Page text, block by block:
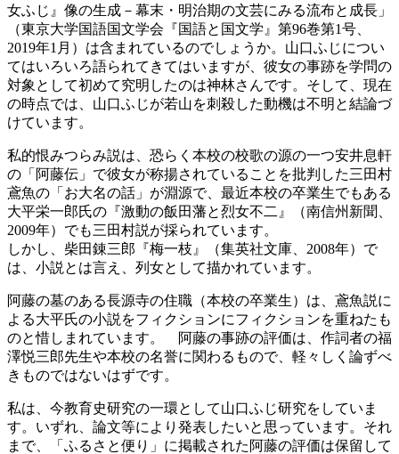
女ふじ』像の生成－幕末・明治期の文芸にみる流布と成長」
（東京大学国語国文学会『国語と国文学』第96巻第1号、
2019年1月）は含まれているのでしょうか。山口ふじについ
てはいろいろ語られてきてはいますが、彼女の事跡を学問の
対象として初めて究明したのは神林さんです。そして、現在
の時点では、山口ふじが若山を刺殺した動機は不明と結論づ
けています。
私的恨みつらみ説は、恐らく本校の校歌の源の一つ安井息軒
の「阿藤伝」で彼女が称揚されていることを批判した三田村
鳶魚の「お大名の話」が淵源で、最近本校の卒業生でもある
大平栄一郎氏の『激動の飯田藩と烈女不二』（南信州新聞、
2009年）でも三田村説が採られています。
しかし、柴田錬三郎『梅一枝』（集英社文庫、2008年）で
は、小説とは言え、列女として描かれています。
阿藤の墓のある長源寺の住職（本校の卒業生）は、鳶魚説に
よる大平氏の小説をフィクションにフィクションを重ねたも
のと惜しまれています。
阿藤の事跡の評価は、作詞者の福
澤悦三郎先生や本校の名誉に関わるもので、軽々しく論ずべ
きものではないはずです。
私は、今教育史研究の一環として山口ふじ研究をしていま
す。いずれ、論文等により発表したいと思っています。それ
まで、「ふるさと便り」に掲載された阿藤の評価は保留して